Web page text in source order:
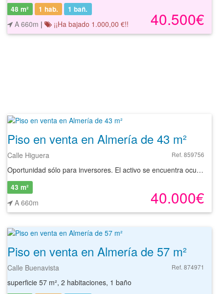
40.500€
48 m² 1 hab. 1 bañ.
A 660m | ¡¡Ha bajado 1.000,00 €!!
Piso en venta en Almería de 43 m²
Calle Higuera Ref. 859756
Oportunidad sólo para inversores. El activo se encuentra ocupado por persona sin justo título. Debido al estado ocupacional del activo, no se pueden realizar visitas al mismo. Piso de segunda mano en venta situado en Almería. Cuenta con una superficie de 43,42 m² distribuidos en varias dependencias. Se localiza en la primera planta de un edificio residencial y en sus inmediaciones dispone de todo tipo de servicios. Tiene buena comunicación tanto por transporte público como por transporte privado. Podrá encontrar la vivienda que necesita y asegurar su inversión con el mejor de los asesoramientos especializados. Empiece ahora mismo pidiendo más información. Un responsable cercano a usted le atenderá personalmente.
40.000€
43 m²
A 660m
Piso en venta en Almería de 57 m²
Calle Buenavista Ref. 874971
superficie 57 m², 2 habitaciones, 1 baño